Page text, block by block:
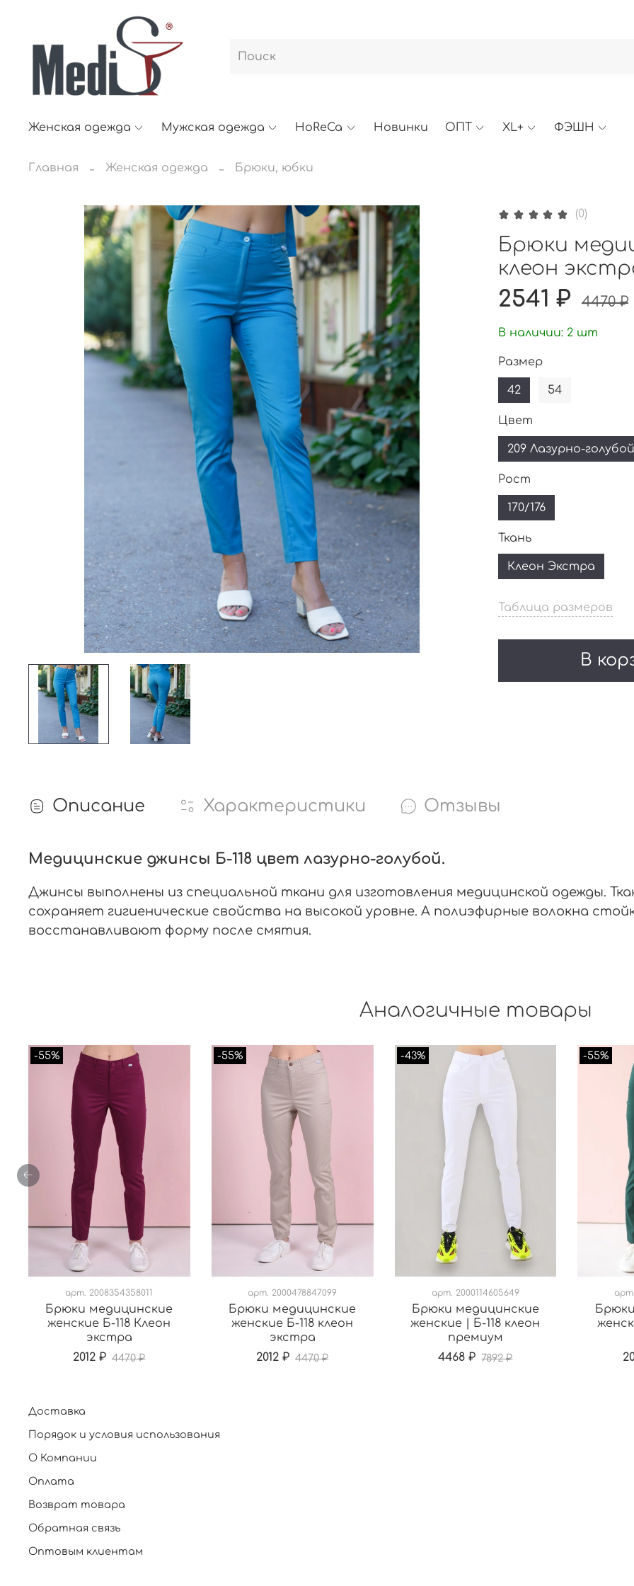
Женская одежда Мужская одежда HoReCa Новинки ОПТ XL+ ФЭШН
Главная Женская одежда Брюки, юбки
(0)
Брюки
клеон
2541 ₽ 4470 ₽
В наличии: 2 шт
Таблица размеров
В
Размер
42 54
Цвет
209 Лазурно-голубой
Рост
170/176
Ткань
Клеон Экстра
Описание Характеристики Отзывы
Медицинские джинсы Б-118 цвет лазурно-голубой.
Джинсы выполнены из специальной ткани для изготовления медицинской одежды.
сохраняет гигиенические свойства на высокой уровне. А полиэфирные волокна
восстанавливают форму после смятия.
Аналогичные товары
-55%
арт. 2008354358011
Брюки медицинские
женские Б-118 Клеон
экстра
2012 ₽ 4470 ₽
-55%
арт. 2000478847099
Брюки медицинские
женские Б-118 клеон
экстра
2012 ₽ 4470 ₽
-43%
арт. 2000114605649
Брюки медицинские
женские | Б-118 клеон
премиум
4468 ₽ 7892 ₽
-55%
Доставка
Порядок и условия использования
О Компании
Оплата
Возврат товара
Обратная связь
Оптовым клиентам